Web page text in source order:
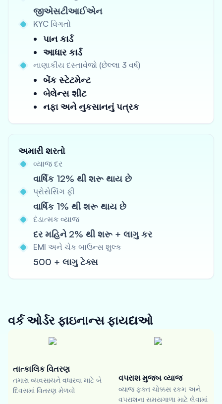
જીએસટીઆઈએન
KYC વિગતો
પાન કાર્ડ
આધાર કાર્ડ
નાણાકીય દસ્તાવેજો (છેલ્લા 3 વર્ષ)
બેંક સ્ટેટમેન્ટ
બેલેન્સ શીટ
નફા અને નુકસાનનું પત્રક
અમારી શરતો
વ્યાજ દર
વાર્ષિક 12% થી શરૂ થાય છે
પ્રોસેસિંગ ફી
વાર્ષિક 1% થી શરૂ થાય છે
દંડાત્મક વ્યાજ
દર મહિને 2% થી શરૂ + લાગુ કર
EMI અને ચેક બાઉન્સ શુલ્ક
500 + લાગુ ટેક્સ
વર્ક ઓર્ડર ફાઇનાન્સફાયદાઓ
તાત્કાલિક વિતરણ
તમારા વ્યવસાયને વધારવા માટે બે
દિવસમાં વિતરણ મેળવો
વપરાશ મુજબ વ્યાજ
વ્યાજ ફક્ત ચોક્કસ રકમ અને
વપરાશના સમયગાળા માટે લેવામાં